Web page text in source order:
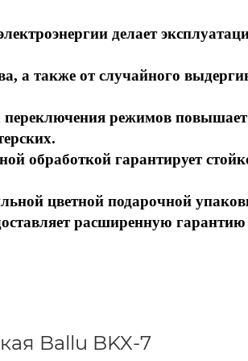
делает
а также от случайного
режимов повышает
обработкой гарантирует
цветной подарочной
расширенную гарантию
Ballu BKX-7